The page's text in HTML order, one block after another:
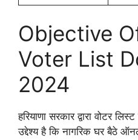
Objective
Voter List
2024
हरियाणा सरकार द्वारा वोटर
उद्देश्य है कि नागरिक घर बैठे